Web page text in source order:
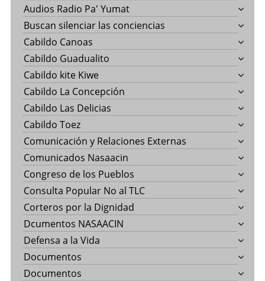
Audios Radio Pa' Yumat
Buscan silenciar las conciencias
Cabildo Canoas
Cabildo Guadualito
Cabildo kite Kiwe
Cabildo La Concepción
Cabildo Las Delicias
Cabildo Toez
Comunicación y Relaciones Externas
Comunicados Nasaacin
Congreso de los Pueblos
Consulta Popular No al TLC
Corteros por la Dignidad
Dcumentos NASAACIN
Defensa a la Vida
Documentos
Documentos